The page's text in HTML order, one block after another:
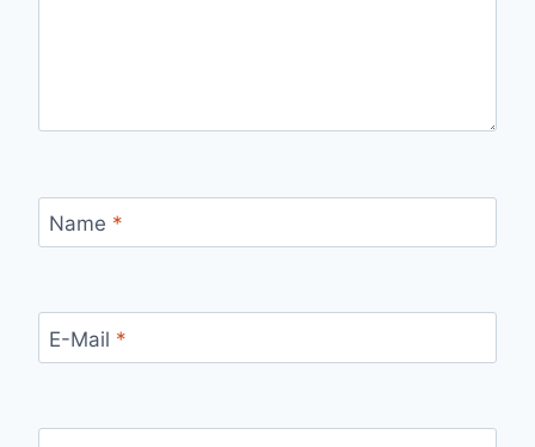
Name *
E-Mail *